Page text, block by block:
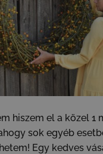
hiszem el a közel 1
sok egyéb
Egy kedves